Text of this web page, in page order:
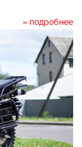
» подробнее